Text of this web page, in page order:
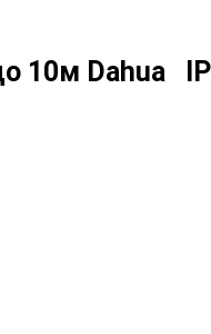
10м Dahua